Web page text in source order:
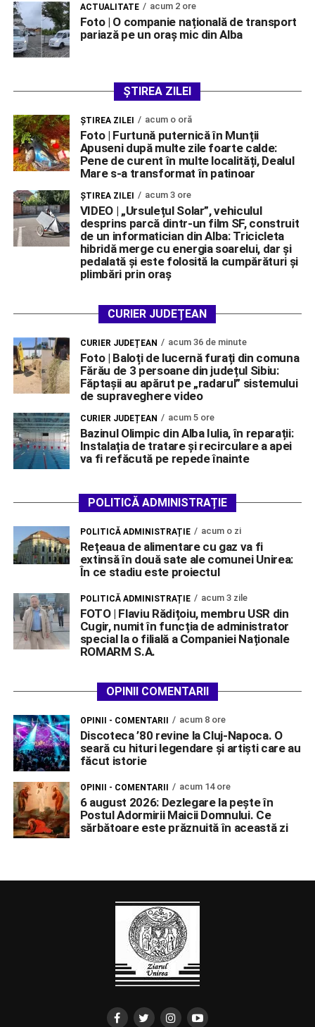
ACTUALITATE acum 2 ore
Foto | O companie națională de transport
pariază pe un oraș mic din Alba
ȘTIREA ZILEI
ŞTIREA ZILEI acum o oră
Foto | Furtună puternică în Munții
Apuseni după multe zile foarte calde:
Pene de curent în multe localități, Dealul
Mare s-a transformat în patinoar
ŞTIREA ZILEI acum 3 ore
VIDEO | „Ursulețul Solar”, vehiculul
desprins parcă dintr-un film SF, construit
de un informatician din Alba: Tricicleta
hibridă merge cu energia soarelui, dar și
pedalată și este folosită la cumpărături și
plimbări prin oraș
CURIER JUDEȚEAN
CURIER JUDEȚEAN acum 36 de minute
Foto | Baloți de lucernă furați din comuna
Fărău de 3 persoane din județul Sibiu:
Făptașii au apărut pe „radarul” sistemului
de supraveghere video
CURIER JUDEȚEAN acum 5 ore
Bazinul Olimpic din Alba Iulia, în reparații:
Instalația de tratare și recirculare a apei
va fi refăcută pe repede înainte
POLITICĂ ADMINISTRAȚIE
POLITICĂ ADMINISTRAȚIE acum o zi
Rețeaua de alimentare cu gaz va fi
extinsă în două sate ale comunei Unirea:
În ce stadiu este proiectul
POLITICĂ ADMINISTRAȚIE acum 3 zile
FOTO | Flaviu Rădițoiu, membru USR din
Cugir, numit în funcția de administrator
special la o filială a Companiei Naționale
ROMARM S.A.
OPINII COMENTARII
OPINII - COMENTARII acum 8 ore
Discoteca ’80 revine la Cluj-Napoca. O
seară cu hituri legendare și artiști care au
făcut istorie
OPINII - COMENTARII acum 14 ore
6 august 2026: Dezlegare la pește în
Postul Adormirii Maicii Domnului. Ce
sărbătoare este prăznuită în această zi